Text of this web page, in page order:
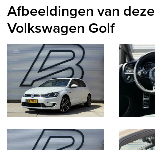
Afbeeldingen van deze
Volkswagen Golf